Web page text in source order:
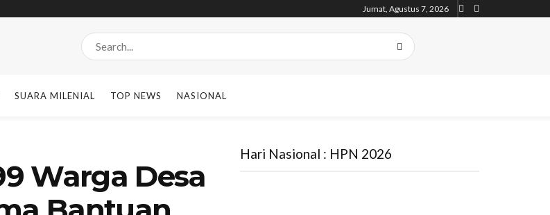
Jumat, Agustus 7, 2026
SUARA MILENIAL TOP NEWS NASIONAL
Warga Desa
Hari Nasional : HPN 2026